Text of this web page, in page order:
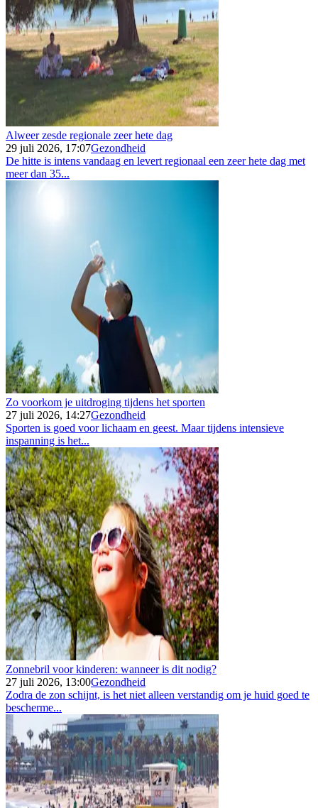
Alweer zesde regionale zeer hete dag
29 juli 2026, 17:07Gezondheid
De hitte is intens vandaag en levert regionaal een zeer hete dag met
meer dan 35...
Zo voorkom je uitdroging tijdens het sporten
27 juli 2026, 14:27Gezondheid
Sporten is goed voor lichaam en geest. Maar tijdens intensieve
inspanning is het...
Zonnebril voor kinderen: wanneer is dit nodig?
27 juli 2026, 13:00Gezondheid
Zodra de zon schijnt, is het niet alleen verstandig om je huid goed te
bescherme...